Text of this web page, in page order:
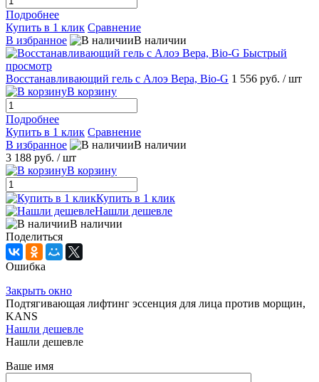
Подробнее
Купить в 1 клик Сравнение
В избранное
В наличии
Быстрый
просмотр
Восстанавливающий гель с Алоэ Вера, Bio-G 1 556 руб. / шт
В корзину
Подробнее
Купить в 1 клик Сравнение
В избранное
В наличии
3 188 руб. / шт
В корзину
Купить в 1 клик
Нашли дешевле
В наличии
Поделиться
Ошибка
Закрыть окно
Подтягивающая лифтинг эссенция для лица против морщин,
KANS
Нашли дешевле
Нашли дешевле
Ваше имя